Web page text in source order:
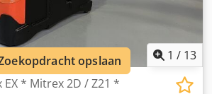
1 / 13
EX * Mitrex 2D / Z21 *
opslaan